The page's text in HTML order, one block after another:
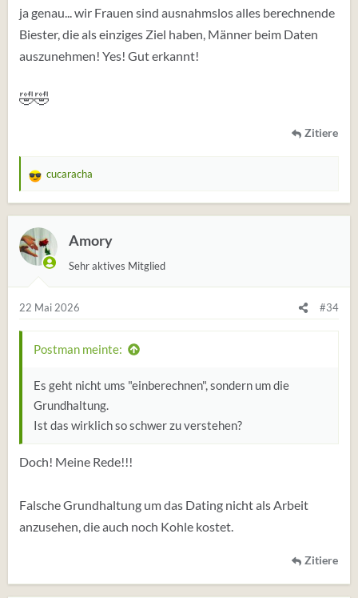
ja genau... wir Frauen sind ausnahmslos alles berechnende
Biester, die als einziges Ziel haben, Männer beim Daten
auszunehmen! Yes! Gut erkannt!
🤣🤣
Zitiere
W
r
t
u
n
e
n
cucaracha
Amory
Sehr aktives Mitglied
22 Mai 2026 #34
Postman meinte:
Es geht nicht ums "einberechnen", sondern um die
Grundhaltung.
Ist das wirklich so schwer zu verstehen?
Doch! Meine Rede!!!
Falsche Grundhaltung um das Dating nicht als Arbeit
anzusehen, die auch noch Kohle kostet.
Zitiere